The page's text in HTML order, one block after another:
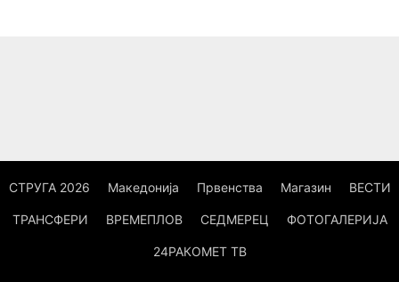
СТРУГА 2026 Македонија Првенства Магазин ВЕСТИ
ТРАНСФЕРИ ВРЕМЕПЛОВ СЕДМЕРЕЦ ФОТОГАЛЕРИЈА
24РАКОМЕТ ТВ